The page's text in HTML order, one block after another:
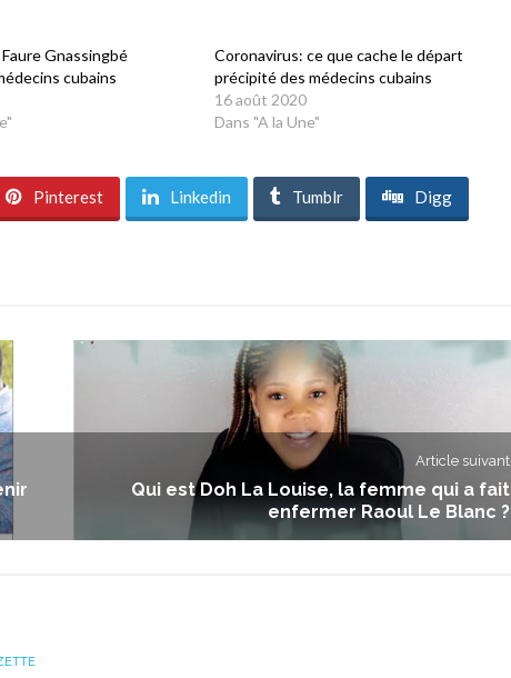
Gnassingbé
cubains
Coronavirus: ce que cache le départ
précipité des médecins cubains
16 août 2020
Dans "A la Une"
Pinterest Linkedin Tumblr Digg
Article suivant
Qui est Doh La Louise, la femme qui a fait
enfermer Raoul Le Blanc ?